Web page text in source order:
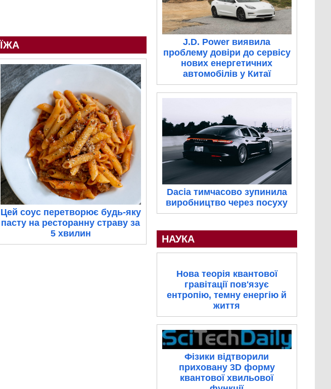
ЇЖА
Цей соус перетворює будь-яку
пасту на ресторанну страву за
5 хвилин
J.D. Power виявила
проблему довіри до сервісу
нових енергетичних
автомобілів у Китаї
Dacia тимчасово зупинила
виробництво через посуху
НАУКА
Нова теорія квантової
гравітації пов'язує
ентропію, темну енергію й
життя
Фізики відтворили
приховану 3D форму
квантової хвильової